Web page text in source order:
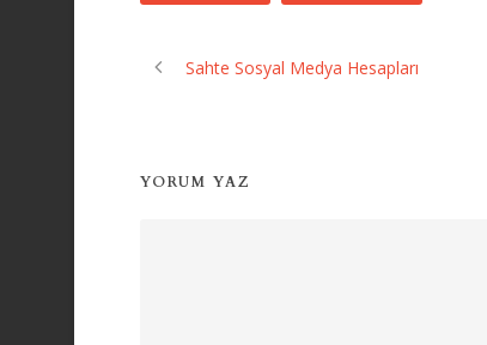
Sahte Sosyal Medya Hesapları
YORUM YAZ